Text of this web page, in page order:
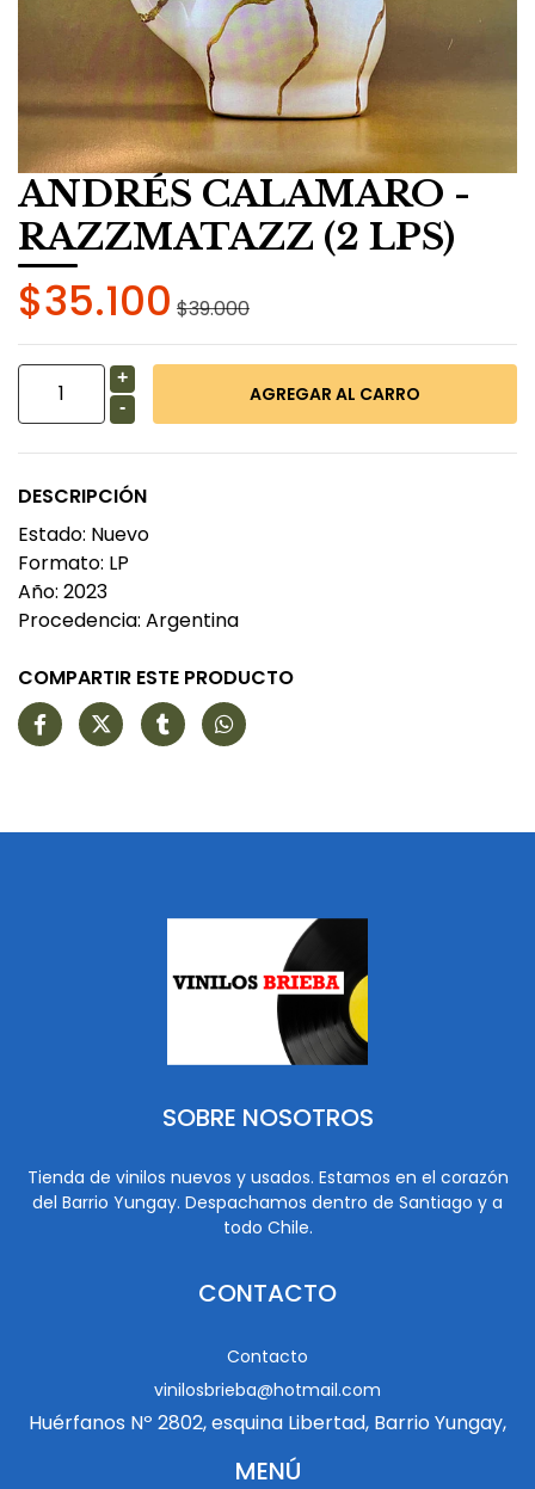
ANDRÉS CALAMARO -
RAZZMATAZZ (2 LPS)
$35.100 $39.000
+
-
DESCRIPCIÓN
Estado: Nuevo
Formato: LP
Año: 2023
Procedencia: Argentina
COMPARTIR ESTE PRODUCTO
SOBRE NOSOTROS
Tienda de vinilos nuevos y usados. Estamos en el corazón
del Barrio Yungay. Despachamos dentro de Santiago y a
todo Chile.
CONTACTO
Contacto
vinilosbrieba@hotmail.com
Huérfanos Nº 2802, esquina Libertad, Barrio Yungay,
MENÚ